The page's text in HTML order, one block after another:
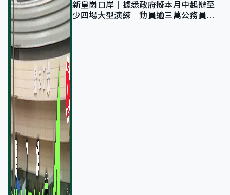
新皇崗口岸｜據悉政府擬本月中起辦至
少四場大型演練 動員逾三萬公務員人